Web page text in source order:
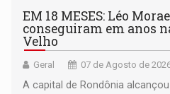
EM 18 MESES: Léo
conseguiram em anos
Velho
Geral 07 de Agosto de
A capital de Rondônia